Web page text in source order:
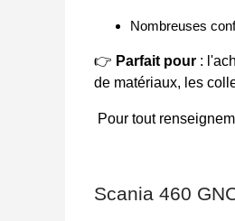
Nombreuses
👉 Parfait pour :
de matériaux, les
Pour tout
Scania 460